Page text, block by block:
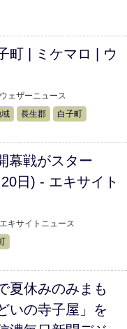
町 | ミケマロ | ウ
ウェザーニュース
長生郡 白子町
幕戦がスター
日) - エキサイト
エキサイトニュース
夏休みのみまも
いの寺子屋」を